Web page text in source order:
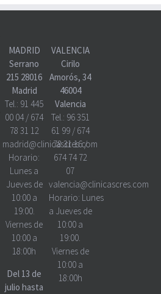
MADRID
Serrano
215 28016
Madrid
Tel.: 91 445
00 04/ 674
78 31 12
madrid@clinicascres.com
Horario:
Lunes a
Jueves de
10:00 a
19:00.
Viernes de
10:00 a
18:00h
Del 13 de
julio hasta
VALENCIA
Cirilo
Amorós, 34
46004
Valencia
Tel.: 96 351
61 99/ 674
78 31 16/
674 74 72
07
valencia@clinicascres.com
Horario: Lunes
a Jueves de
10:00 a
19:00.
Viernes de
10:00 a
18:00h